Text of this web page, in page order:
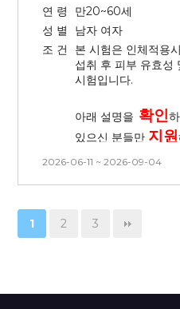
■ 시술 후 주의사항
- 시술 특성상 붉
따가움이 동반될
과정에서 각질이
- 각질 발생 시 자
제거하지 말아 주세
꼼꼼히 도포해 주
시간 변경이 절대
- 본 시험은 전체
날짜 변경이 불가
확인 후 신청해주
청구 됩니다. (시험
작성합니다.)
인체적용시험으로,
부탁드립니다.
(피부 관련 시술 및
없는 분)
4. 본 시험은 시간,
불가능합니다. 방
연 령
만20~60세
성 별
남자 여자
조 건
본 시험은 인체적용
섭취 후 피부 유효성
시험입니다.
아래 설명을 확인
있으신 분들만 지원
1.모든 방문마다
매 방문 마다 8
4.BMI가18.5kg/m
2026-06-11 ~ 2026-09-04
1 2 3